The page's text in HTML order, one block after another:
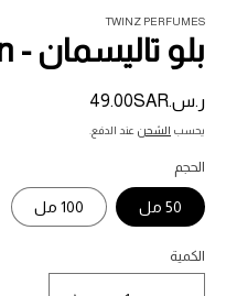
TWINZ PERFUMES
بلو تاليسمان - Blue Talisman
السعر
المبدئي
ر.س.‏49.00SAR
يحسب الشحن عند الدفع.
الحجم
50 مل 100 مل
الكمية